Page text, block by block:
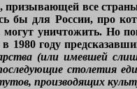
призывающей все
бы для России, про
могут уничтожить. Но
1980 году
(или имевшей
столетия
производящих